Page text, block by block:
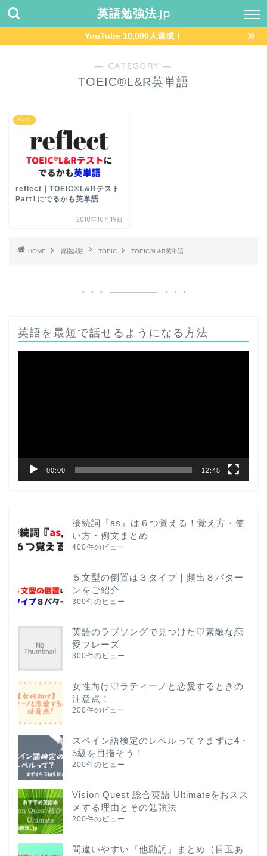
英語勉強法.jp
YouTube 10,000人達成！
― CATEGORY ―
TOEIC®L&R英単語
Part１
reflect｜TOEIC®L&Rテスト
Part1にでるかも英単語
2018年10月19日
HOME 資格試験 TOEIC TOEIC®L&R英単語
英語を最短で話せるようになる方法
00:00 12:45
接続詞『as』は６つ覚える！覚え方・使
い方・例文まとめ
400件のビュー
５文型の倒置は３タイプ｜頻出８パター
ンをご紹介
300件のビュー
英語のラブソングで見つけた♡素敵な恋
愛フレーズ
300件のビュー
女性向け♡ラティーノと恋愛するときの
注意点！
200件のビュー
スペイン語検定のレベルって？まずは4・
5級を目指そう！
200件のビュー
Vision Quest 総合英語 Ultimateをおスス
メする理由とその勉強法
200件のビュー
間違いやすい『他動詞』まとめ（目玉あ